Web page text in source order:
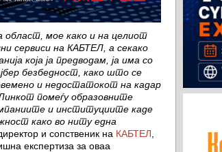
област, мое како и на целиот
сервиси на КАБТЕЛ, а секако
која ја предводам, ја има со
безбедност, како што се
и недостатокот на кадар
помеѓу образовните
и институциите каде
како во ниту една
и сопственик на КАБТЕЛ
експертиза за оваа